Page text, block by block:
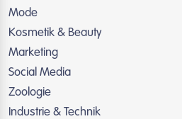
Mode
Kosmetik & Beauty
Marketing
Social Media
Zoologie
Industrie & Technik